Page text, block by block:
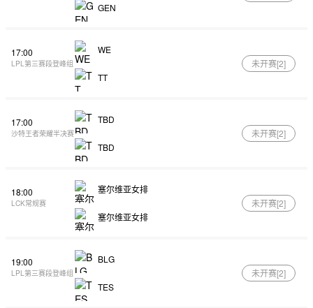
GEN
17:00
LPL第三赛段登峰组
WE
TT
未开赛[2]
17:00
沙特王者荣耀半决赛
TBD
TBD
未开赛[2]
18:00
LCK常规赛
塞尔维亚女排
塞尔维亚女排
未开赛[2]
19:00
LPL第三赛段登峰组
BLG
TES
未开赛[2]